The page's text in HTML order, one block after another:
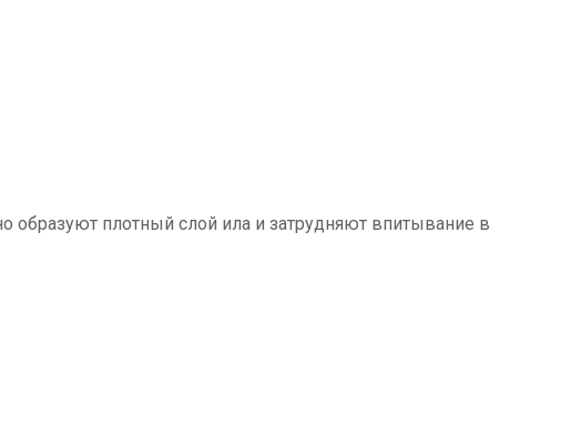
образуют плотный слой ила и затрудняют впитывание в